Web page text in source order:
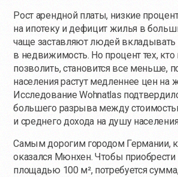
Рост арендной платы, низкие
на ипотеку и дефицит жилья в
чаще заставляют людей вкладывать
в недвижимость. Но процент тех,
позволить, становится все меньше,
населения растут медленнее цен на
Исследование Wohnatlas
большего разрыва между
и среднего дохода на душу
Самым дорогим городом Германии,
оказался Мюнхен. Чтобы приобрести
площадью 100 м², потребуется